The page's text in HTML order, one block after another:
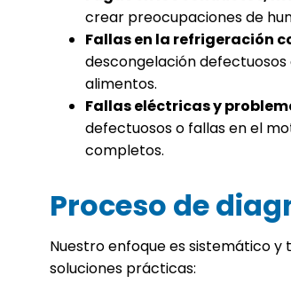
crear preocupaciones de
Fallas en la refrigeración
descongelación defectuosos
alimentos.
Fallas eléctricas y
defectuosos o fallas en el
completos.
Proceso de
Nuestro enfoque es sistemático
soluciones prácticas: